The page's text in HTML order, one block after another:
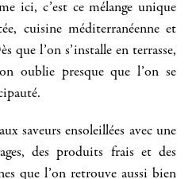
ici, c’est ce mélange unique
cuisine méditerranéenne et
que l’on s’installe en terrasse,
oublie presque que l’on se
saveurs ensoleillées avec une
des produits frais et des
que l’on retrouve aussi bien